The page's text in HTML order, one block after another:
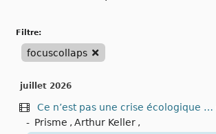
filtre:
focuscollaps
juillet 2026
Ce n’est pas une crise écologique …
- Prisme , Arthur Keller ,